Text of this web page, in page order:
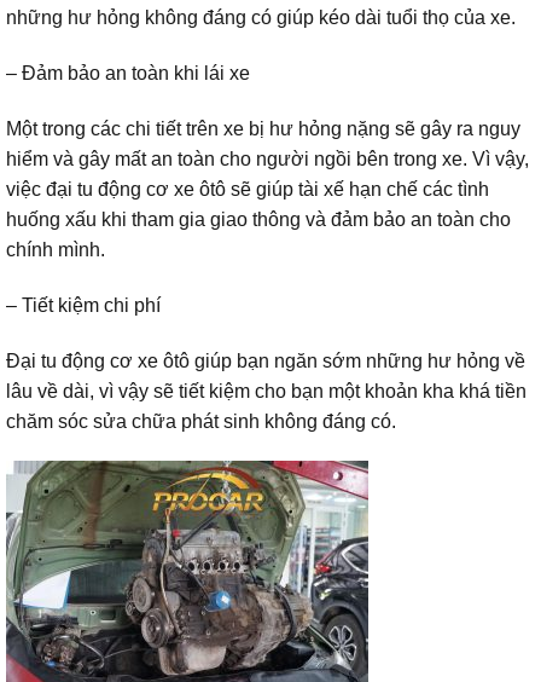
những hư hỏng không đáng có giúp kéo dài tuổi thọ của xe.
– Đảm bảo an toàn khi lái xe
Một trong các chi tiết trên xe bị hư hỏng nặng sẽ gây ra nguy
hiểm và gây mất an toàn cho người ngồi bên trong xe. Vì vậy,
việc đại tu động cơ xe ôtô sẽ giúp tài xế hạn chế các tình
huống xấu khi tham gia giao thông và đảm bảo an toàn cho
chính mình.
– Tiết kiệm chi phí
Đại tu động cơ xe ôtô giúp bạn ngăn sớm những hư hỏng về
lâu về dài, vì vậy sẽ tiết kiệm cho bạn một khoản kha khá tiền
chăm sóc sửa chữa phát sinh không đáng có.